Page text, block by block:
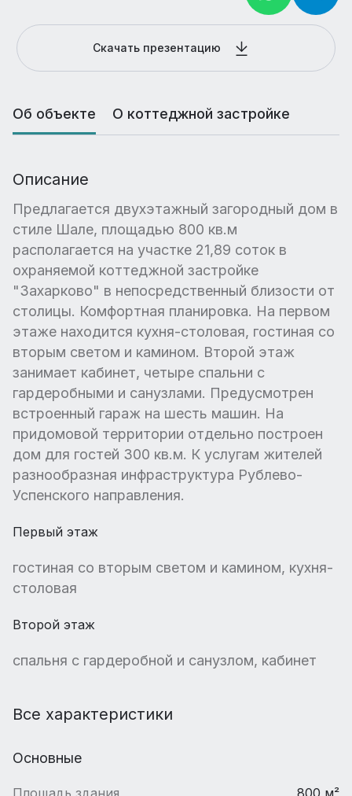
Скачать презентацию
Об объекте О коттеджной застройке
Описание
Предлагается двухэтажный загородный дом в
стиле Шале, площадью 800 кв.м
располагается на участке 21,89 соток в
охраняемой коттеджной застройке
"Захарково" в непосредственный близости от
столицы. Комфортная планировка. На первом
этаже находится кухня-столовая, гостиная со
вторым светом и камином. Второй этаж
занимает кабинет, четыре спальни с
гардеробными и санузлами. Предусмотрен
встроенный гараж на шесть машин. На
придомовой территории отдельно построен
дом для гостей 300 кв.м. К услугам жителей
разнообразная инфраструктура Рублево-
Успенского направления.
Первый этаж
гостиная со вторым светом и камином, кухня-
столовая
Второй этаж
спальня с гардеробной и санузлом, кабинет
Все характеристики
Основные
Площадь здания 800 м²